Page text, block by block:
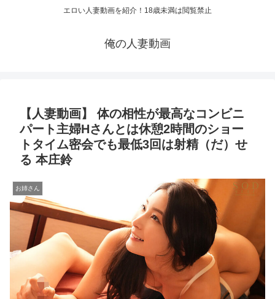
エロい人妻動画を紹介！18歳未満は閲覧禁止
俺の人妻動画
【人妻動画】 体の相性が最高なコンビニ
パート主婦Hさんとは休憩2時間のショー
トタイム密会でも最低3回は射精（だ）せ
る 本庄鈴
お姉さん